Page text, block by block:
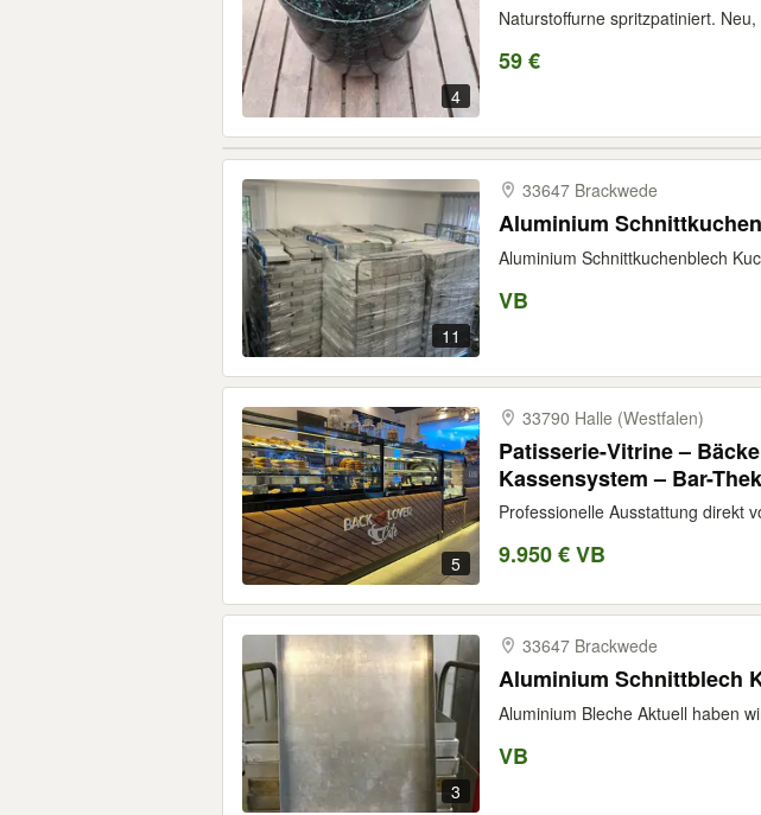
4
Naturstoffurne spritzpatiniert.
59 €
11
33647 Brackwede
Aluminium
Aluminium Schnittkuchenblech
VB
5
33790 Halle (Westfalen)
Patisserie-Vitrine –
Kassensystem – Bar-
Professionelle Ausstattung direkt
9.950 € VB
3
33647 Brackwede
Aluminium Schnittblech
Aluminium Bleche Aktuell haben
VB